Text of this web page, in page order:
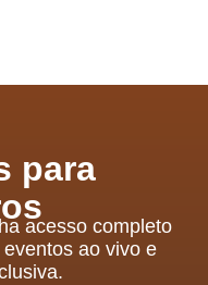
para
acesso completo
ao vivo e